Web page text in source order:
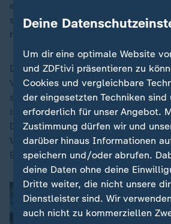
er auf die entsprechende Frage
seiner Plattform Truth Social
harte Vergeltungsmaßnahmen
Der Angriff am vergangenen
Vorfall dieser Art seit dem Sturz
syrischen Machthabers Baschar al-
islamistische HTS-Miliz und ihre
Dezember vergangenen Jahres. Es
Vorfall seit der Wiederaufnahme
Beziehungen zwischen Syrien und
Deine
Um dir eine optimale Website
und ZDFtivi präsentieren zu
Cookies und vergleichbare
der eingesetzten Techniken
erforderlich für unser Angebot.
Zustimmung dürfen wir und
darüber hinaus Informationen
speichern und/oder abrufen.
deine Daten ohne deine
Dritte weiter, die nicht unsere
Dienstleister sind. Wir
auch nicht zu kommerziellen